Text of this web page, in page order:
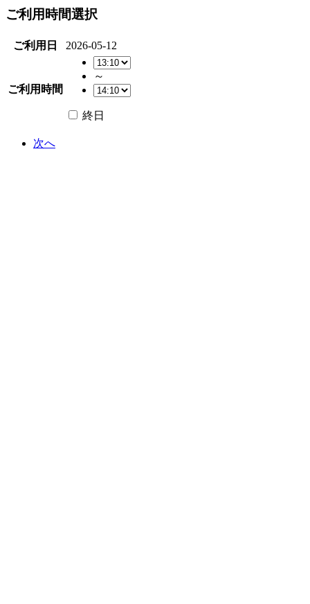
ご利用時間選択
ご利用日 2026-05-12
ご利用時間
～
終日
次へ